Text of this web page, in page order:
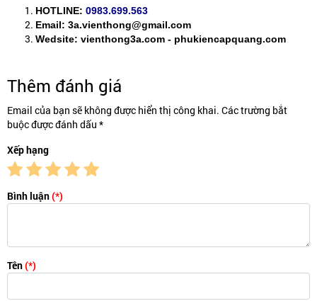
HOTLINE: 0983.699.563
Email: 3a.vienthong@gmail.com
Wedsite: vienthong3a.com - phukiencapquang.com
Thêm đánh giá
Email của bạn sẽ không được hiển thị công khai. Các trường bắt
buộc được đánh dấu *
Xếp hạng
Bình luận(*)
Tên(*)